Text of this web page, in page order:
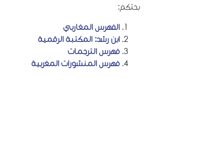
بحثكم:
الفهرس المغاربي
ابن رشد: المكتبة الرقمية
فهرس الترجمات
فهرس المنشورات المغربية